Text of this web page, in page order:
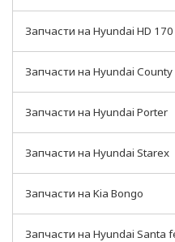
Запчасти на Hyundai HD 170
Запчасти на Hyundai County
Запчасти на Hyundai Porter
Запчасти на Hyundai Starex
Запчасти на Kia Bongo
Запчасти на Hyundai Santa